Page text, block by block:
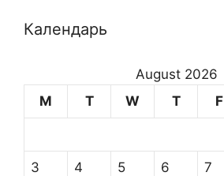
Календарь
August 2026
M
T W T F
3 4 5 6 7